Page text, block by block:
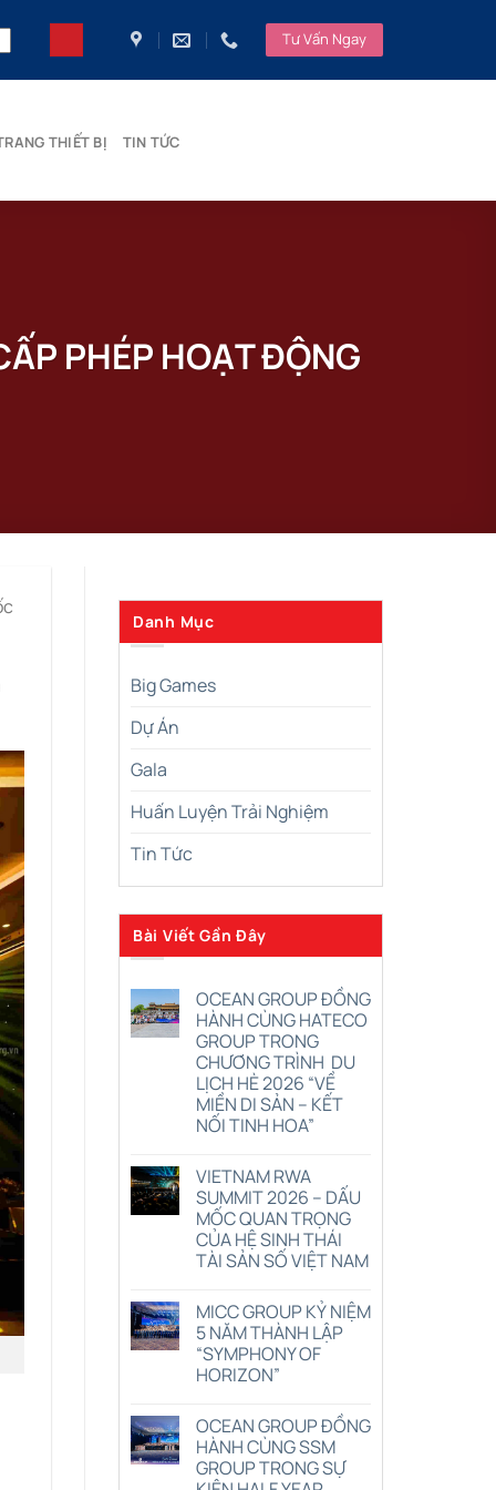
Tư Vấn Ngay
THIẾT BỊ TIN TỨC
PHÉP HOẠT ĐỘNG
Danh Mục
Big Games
Dự Án
Gala
Huấn Luyện Trải Nghiệm
Tin Tức
Bài Viết Gần Đây
OCEAN GROUP ĐỒNG
HÀNH CÙNG HATECO
GROUP TRONG
CHƯƠNG TRÌNH DU
LỊCH HÈ 2026 “VỀ
MIỀN DI SẢN – KẾT
NỐI TINH HOA”
bình
luận
ở
OCEAN
GROUP
ĐỒNG
HÀNH
GROUP
TRONG
CHƯƠNG
TRÌNH
DU
LỊCH
“VỀ
MIỀN
DI
SẢN
–
VIETNAM RWA
SUMMIT 2026 – DẤU
MỐC QUAN TRỌNG
CỦA HỆ SINH THÁI
TÀI SẢN SỐ VIỆT NAM
bình
luận
ở
VIETNAM
RWA
SUMMIT
DẤU
MỐC
QUAN
TRỌNG
CỦA
MICC GROUP KỶ NIỆM
5 NĂM THÀNH LẬP
“SYMPHONY OF
HORIZON”
bình
luận
ở
MICC
GROUP
OCEAN GROUP ĐỒNG
HÀNH CÙNG SSM
GROUP TRONG SỰ